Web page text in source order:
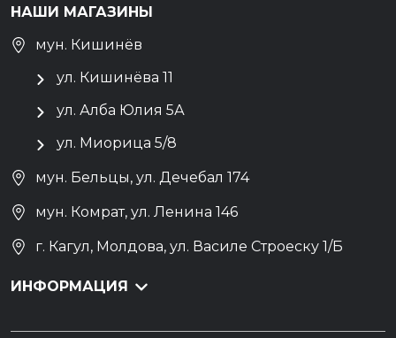
НАШИ МАГАЗИНЫ
мун. Кишинёв
ул. Кишинёва 11
ул. Алба Юлия 5А
ул. Миорица 5/8
мун. Бельцы, ул. Дечебал 174
мун. Комрат, ул. Ленина 146
г. Кагул, Молдова, ул. Василе Строеску 1/Б
ИНФОРМАЦИЯ